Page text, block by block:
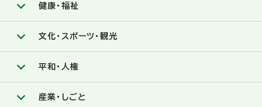
健康・福祉
文化・スポーツ・観光
平和・人権
産業・しごと